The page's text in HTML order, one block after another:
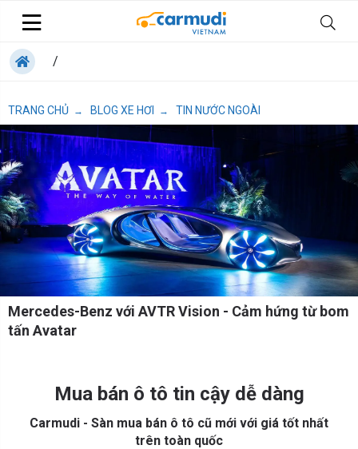
/
TRANG CHỦ → BLOG XE HƠI → TIN NƯỚC NGOÀI
Mercedes-Benz với AVTR Vision - Cảm hứng từ bom
tấn Avatar
Mua bán ô tô tin cậy dễ dàng
Carmudi - Sàn mua bán ô tô cũ mới với giá tốt nhất
trên toàn quốc